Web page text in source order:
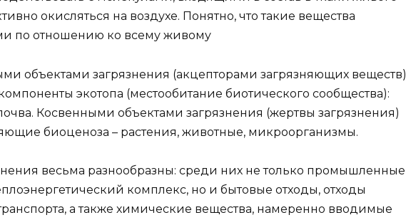
окисляться на воздухе. Понятно, что такие вещества
по отношению ко всему живому
объектами загрязнения (акцепторами загрязняющих веществ)
экотопа (местообитание биотического сообщества):
Косвенными объектами загрязнения (жертвы загрязнения)
биоценоза – растения, животные, микроорганизмы.
весьма разнообразны: среди них не только промышленные
комплекс, но и бытовые отходы, отходы
а также химические вещества, намеренно вводимые